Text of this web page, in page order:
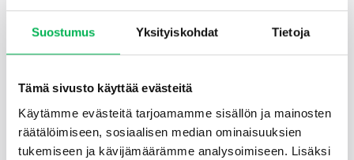
Suostumus Yksityiskohdat Tietoja
Tämä sivusto käyttää evästeitä
Käytämme evästeitä tarjoamamme sisällön ja mainosten
räätälöimiseen, sosiaalisen median ominaisuuksien
tukemiseen ja kävijämäärämme analysoimiseen. Lisäksi
onneksi on paljon, mitä voimme tehdä yksinkertaisin
keinoin. Kyse on vain siitä, että tietää milloin, missä ja
Voit auttaa pölyttäjiä seuraavasti:
Säilytä ja/tai palauta suotuisat elinympäristöt